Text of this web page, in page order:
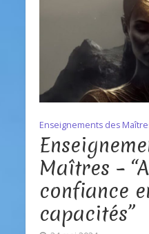
Enseignements des
Maîtres –
confiance
capacités”